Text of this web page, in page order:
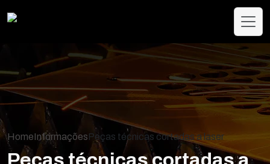
HomeInformaçõesPeças técnicas cortadas a laser